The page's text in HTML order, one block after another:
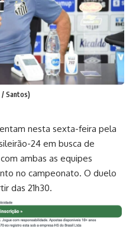
/ Santos)
nesta sexta-feira pela
24 em busca de
ambas as equipes
no campeonato. O duelo
das 21h30.